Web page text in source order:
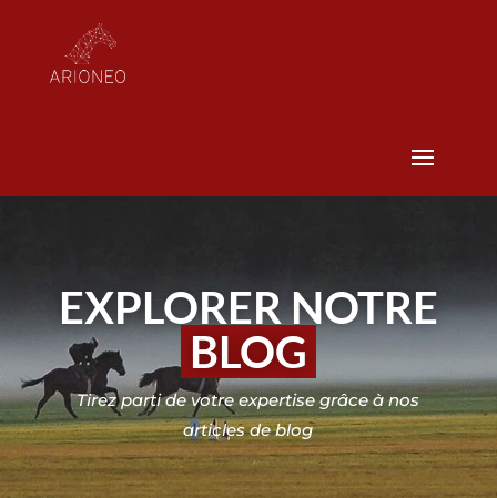
EXPLORER NOTRE
BLOG
Tirez parti de votre expertise grâce à nos
articles de blog